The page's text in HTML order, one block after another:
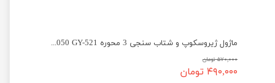
ماژول ژیروسکوپ و شتاب سنجی 3 محوره MPU6050 GY-521
۵۷۰,۰۰۰ تومان
۴۹۰,۰۰۰ تومان